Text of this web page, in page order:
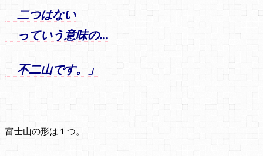
二つはない
っていう意味の…
不二山です。」
富士山の形は１つ。